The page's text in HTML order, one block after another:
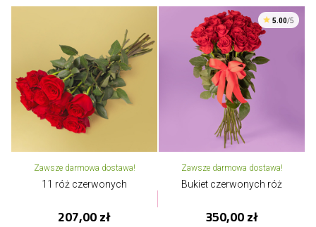
Zawsze darmowa dostawa!
11 róż czerwonych
207,00 zł
5.00/5
Zawsze darmowa dostawa!
Bukiet czerwonych róż
350,00 zł